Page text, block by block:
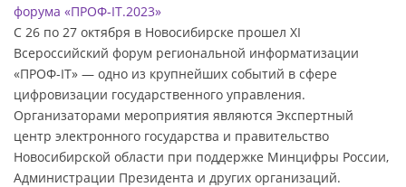
форума «ПРОФ-IT.2023»
С 26 по 27 октября в Новосибирске прошел XI
Всероссийский форум региональной информатизации
«ПРОФ-IT» — одно из крупнейших событий в сфере
цифровизации государственного управления.
Организаторами мероприятия являются Экспертный
центр электронного государства и правительство
Новосибирской области при поддержке Минцифры России,
Администрации Президента и других организаций.